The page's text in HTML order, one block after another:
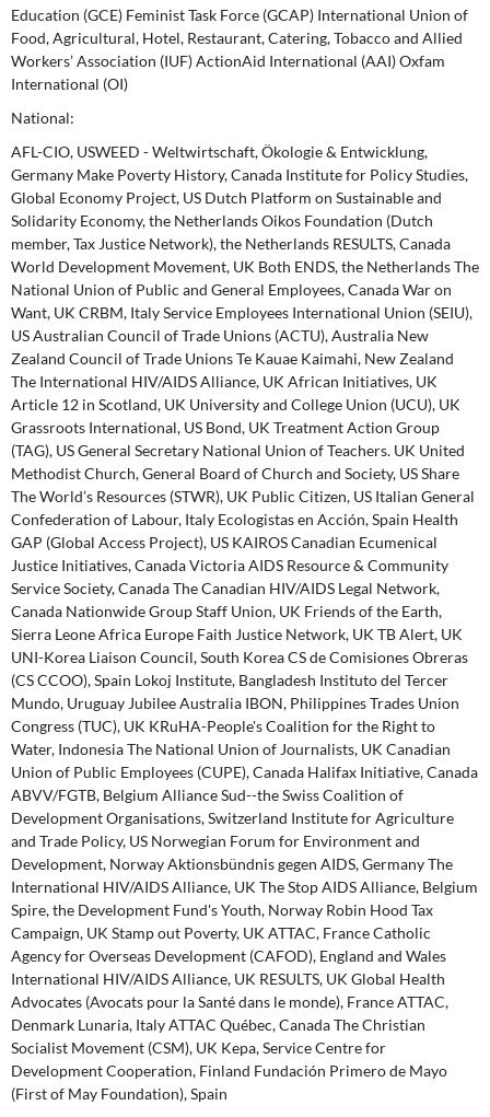
Education (GCE) Feminist Task Force (GCAP) International Union of
Food, Agricultural, Hotel, Restaurant, Catering, Tobacco and Allied
Work­ers’ Association (IUF) ActionAid International (AAI) Oxfam
International (OI)
National:
AFL-CIO, USWEED - Weltwirtschaft, Ökologie & Entwicklung,
Germany Make Poverty History, Canada Institute for Policy Studies,
Global Economy Project, US Dutch Platform on Sustainable and
Solidarity Economy, the Netherlands Oikos Foundation (Dutch
member, Tax Justice Network), the Netherlands RESULTS, Canada
World Development Movement, UK Both ENDS, the Netherlands The
National Union of Public and General Employees, Canada War on
Want, UK CRBM, Italy Service Employees International Union (SEIU),
US Australian Council of Trade Unions (ACTU), Australia New
Zealand Council of Trade Unions Te Kauae Kaimahi, New Zealand
The International HIV/AIDS Alliance, UK African Initiatives, UK
Article 12 in Scotland, UK University and College Union (UCU), UK
Grassroots International, US Bond, UK Treatment Action Group
(TAG), US General Secretary National Union of Teachers. UK United
Methodist Church, General Board of Church and Society, US Share
The World’s Resources (STWR), UK Public Citizen, US Italian General
Confederation of Labour, Italy Ecologistas en Acción, Spain Health
GAP (Global Access Project), US KAIROS Canadian Ecumenical
Justice Initiatives, Canada Victoria AIDS Resource & Community
Service Society, Canada The Canadian HIV/AIDS Legal Network,
Canada Nationwide Group Staff Union, UK Friends of the Earth,
Sierra Leone Africa Europe Faith Justice Network, UK TB Alert, UK
UNI-Korea Liaison Council, South Korea CS de Comisiones Obreras
(CS CCOO), Spain Lokoj Institute, Bangladesh Instituto del Tercer
Mundo, Uruguay Jubilee Australia IBON, Philippines Trades Union
Congress (TUC), UK KRuHA-People's Coalition for the Right to
Water, Indonesia The National Union of Journalists, UK Canadian
Union of Public Employees (CUPE), Canada Halifax Initiative, Canada
ABVV/FGTB, Belgium Alliance Sud--the Swiss Coalition of
Development Organisations, Switzerland Institute for Agriculture
and Trade Policy, US Norwegian Forum for Environment and
Development, Norway Aktionsbündnis gegen AIDS, Germany The
International HIV/AIDS Alliance, UK The Stop AIDS Alliance, Belgium
Spire, the Development Fund's Youth, Norway Robin Hood Tax
Campaign, UK Stamp out Poverty, UK ATTAC, France Catholic
Agency for Overseas Development (CAFOD), England and Wales
International HIV/AIDS Alliance, UK RESULTS, UK Global Health
Advocates (Avocats pour la Santé dans le monde), France ATTAC,
Denmark Lunaria, Italy ATTAC Québec, Canada The Christian
Socialist Movement (CSM), UK Kepa, Service Centre for
Development Cooperation, Finland Fundación Primero de Mayo
(First of May Foundation), Spain